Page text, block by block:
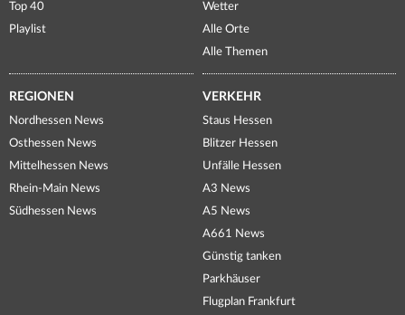
Top 40
Playlist
Wetter
Alle Orte
Alle Themen
REGIONEN
Nordhessen News
Osthessen News
Mittelhessen News
Rhein-Main News
Südhessen News
VERKEHR
Staus Hessen
Blitzer Hessen
Unfälle Hessen
A3 News
A5 News
A661 News
Günstig tanken
Parkhäuser
Flugplan Frankfurt